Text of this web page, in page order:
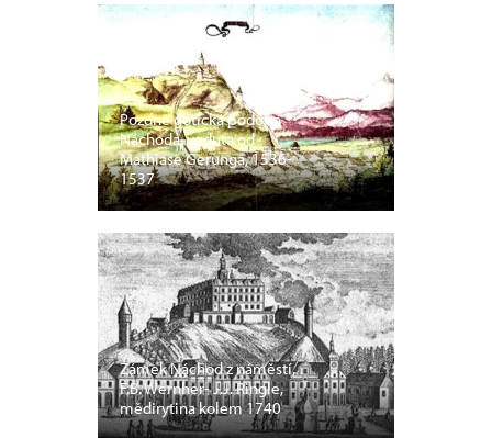
Pozdně gotická podoba
Náchoda, veduta od
Mathiase Gerunga, 1536-
1537
Zámek Náchod z náměstí,
F.B. Wernher- J.J. Ringle,
mědirytina kolem 1740